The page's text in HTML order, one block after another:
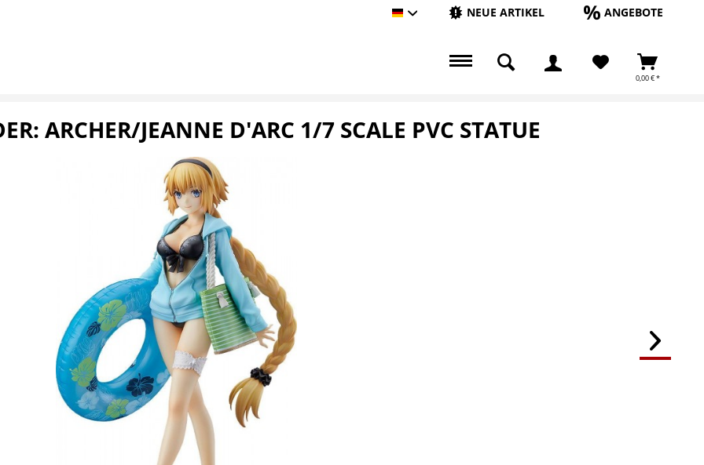
Hauptshop DeutschNEUE ARTIKEL ANGEBOTE
0,00 € *
ARCHER/JEANNE D'ARC 1/7 SCALE PVC STATUE